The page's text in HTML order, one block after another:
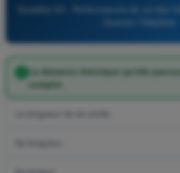
La distance théorique qu'elle
complet.